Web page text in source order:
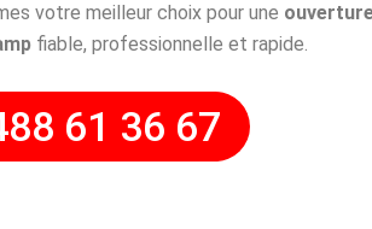
votre meilleur choix pour une
fiable, professionnelle et rapide.
61 36 67